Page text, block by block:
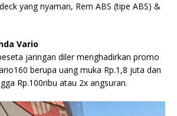
yang nyaman, Rem ABS (tipe ABS) &
Vario
jaringan diler menghadirkan promo
berupa uang muka Rp.1,8 juta dan
Rp.100ribu atau 2x angsuran.